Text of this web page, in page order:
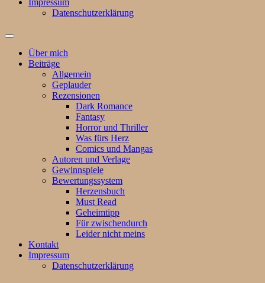
Impressum
Datenschutzerklärung
Suchfeld
ein-/ausblenden
Über mich
Beiträge
Allgemein
Geplauder
Rezensionen
Dark Romance
Fantasy
Horror und Thriller
Was fürs Herz
Comics und Mangas
Autoren und Verlage
Gewinnspiele
Bewertungssystem
Herzensbuch
Must Read
Geheimtipp
Für zwischendurch
Leider nicht meins
Kontakt
Impressum
Datenschutzerklärung